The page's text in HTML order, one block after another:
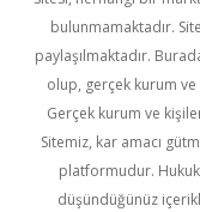
bulunmamaktadır.
paylaşılmaktadır.
olup, gerçek kurum ve
Gerçek kurum ve
Sitemiz, kar amacı
platformudur.
düşündüğünüz